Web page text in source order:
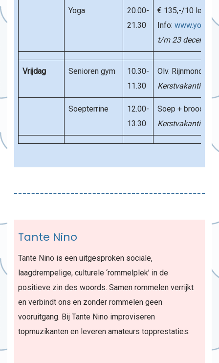
Yoga
20.00-
21.30
€ 135,-/10
Info:
t/m23 december
Vrijdag Senioren gym
10.30-
11.30
Olv. Rijnmond Fit
Kerstvakantie:
Soepterrine
12.00-
13.30
Soep + broodje.
Kerstvakantie:
Tante Nino
Tante Nino is een uitgesproken sociale,
laagdrempelige, culturele ‘rommelplek’ in de
positieve zin des woords. Samen rommelen verrijkt
en verbindt ons en zonder rommelen geen
vooruitgang. Bij Tante Nino improviseren
topmuzikanten en leveren amateurs topprestaties.